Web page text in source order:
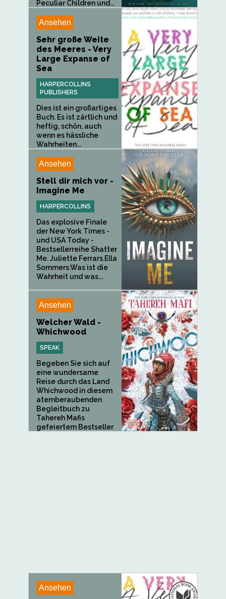
Peculiar Children und...
Ansehen
Sehr große Weite
des Meeres - Very
Large Expanse of
Sea
HARPERCOLLINS
PUBLISHERS
Dies ist ein großartiges
Buch. Es ist zärtlich und
heftig, schön, auch
wenn es hässliche
Wahrheiten...
Ansehen
Stell dir mich vor -
Imagine Me
HARPERCOLLINS
Das explosive Finale
der New York Times -
und USA Today -
Bestsellerreihe Shatter
Me. Juliette Ferrars.Ella
Sommers.Was ist die
Wahrheit und was...
Ansehen
Welcher Wald -
Whichwood
SPEAK
Begeben Sie sich auf
eine wundersame
Reise durch das Land
Whichwood in diesem
atemberaubenden
Begleitbuch zu
Tahereh Mafis
gefeiertem Bestseller
Ansehen